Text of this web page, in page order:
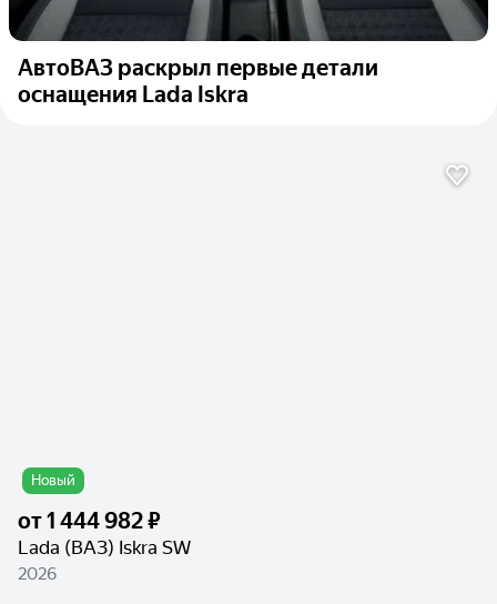
АвтоВАЗ раскрыл первые детали
оснащения Lada Iskra
Новый
от1 444 982 ₽
Lada (ВАЗ) Iskra SW
2026